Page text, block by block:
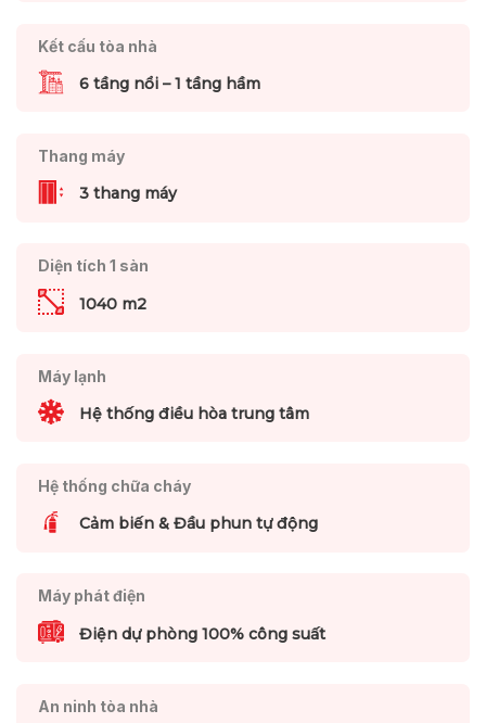
Kết cấu tòa nhà
6 tầng nổi – 1 tầng hầm
Thang máy
3 thang máy
Diện tích 1 sàn
1040 m2
Máy lạnh
Hệ thống điều hòa trung tâm
Hệ thống chữa cháy
Cảm biến & Đầu phun tự động
Máy phát điện
Điện dự phòng 100% công suất
An ninh tòa nhà